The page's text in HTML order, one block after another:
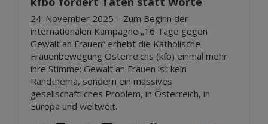
24. November 2025 – Zum Beginn der
internationalen Kampagne „16 Tage gegen
Gewalt an Frauen“ erhebt die Katholische
Frauenbewegung Österreichs (kfb) einmal mehr
ihre Stimme: Gewalt an Frauen ist kein
Randthema, sondern ein massives
gesellschaftliches Problem, in Österreich, in
Europa und weltweit.